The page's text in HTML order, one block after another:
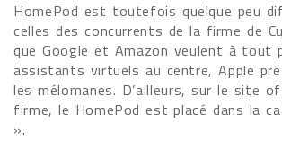
HomePod est toutefois quelque peu
celles des concurrents de la firme de
que Google et Amazon veulent à tout
assistants virtuels au centre, Apple
les mélomanes. D’ailleurs, sur le site
firme, le HomePod est placé dans la
».